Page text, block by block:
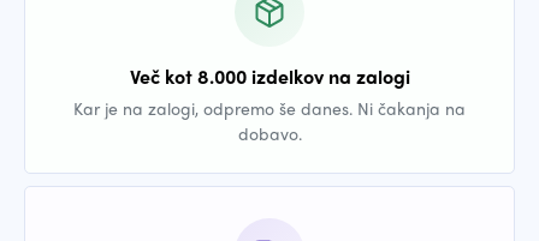
Več kot 8.000 izdelkov na zalogi
Kar je na zalogi, odpremo še danes. Ni čakanja na
dobavo.